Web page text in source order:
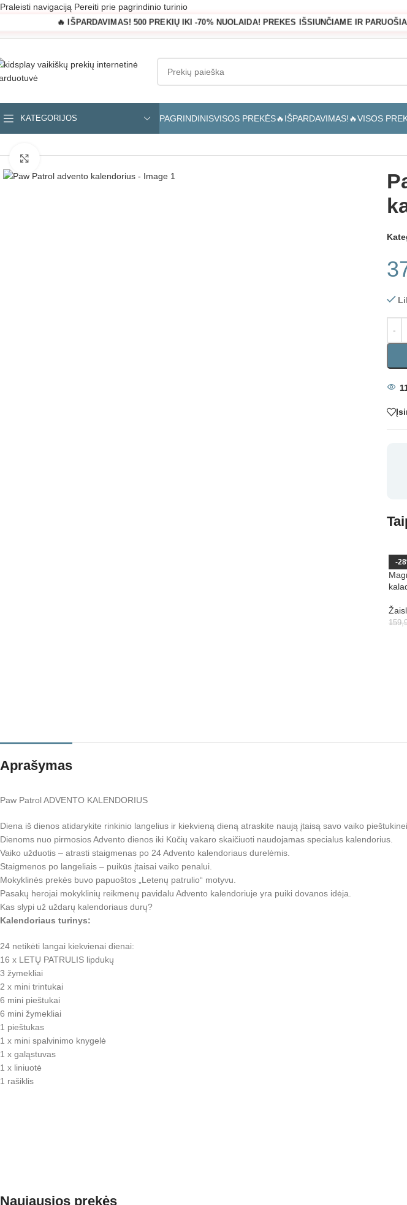
Praleisti navigaciją Pereiti prie pagrindinio turinio
🔥 IŠPARDAVIMAS! 500 PREKIŲ IKI -70% NUOLAIDA! PREKES IŠSIUNČIAME IR
KATEGORIJOS PAGRINDINISVISOS PREKĖS🔥IŠPARDAVIMAS!🔥VISOS
Padidinti
-
Aprašymas
Paw Patrol ADVENTO KALENDORIUS
Diena iš dienos atidarykite rinkinio langelius ir kiekvieną dieną atraskite naują įtaisą savo vaiko pieštukinei.
Dienoms nuo pirmosios Advento dienos iki Kūčių vakaro skaičiuoti naudojamas specialus kalendorius.
Vaiko užduotis – atrasti staigmenas po 24 Advento kalendoriaus durelėmis.
Staigmenos po langeliais – puikūs įtaisai vaiko penalui.
Mokyklinės prekės buvo papuoštos „Letenų patrulio“ motyvu.
Pasakų herojai mokyklinių reikmenų pavidalu Advento kalendoriuje yra puiki dovanos idėja.
Kas slypi už uždarų kalendoriaus durų?
Kalendoriaus turinys:
24 netikėti langai kiekvienai dienai:
16 x LETŲ PATRULIS lipdukų
3 žymekliai
2 x mini trintukai
6 mini pieštukai
6 mini žymekliai
1 pieštukas
1 x mini spalvinimo knygelė
1 x galąstuvas
1 x liniuotė
1 rašiklis
Naujausios prekės